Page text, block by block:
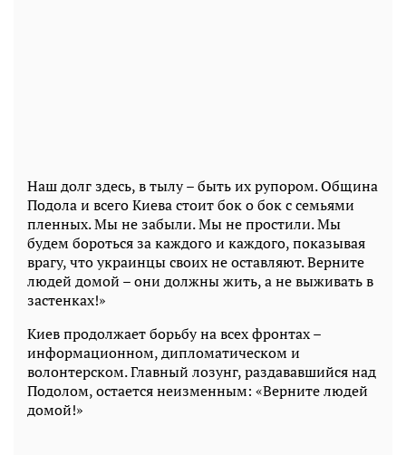
Наш долг здесь, в тылу – быть их рупором. Община
Подола и всего Киева стоит бок о бок с семьями
пленных. Мы не забыли. Мы не простили. Мы
будем бороться за каждого и каждого, показывая
врагу, что украинцы своих не оставляют. Верните
людей домой – они должны жить, а не выживать в
застенках!»
Киев продолжает борьбу на всех фронтах –
информационном, дипломатическом и
волонтерском. Главный лозунг, раздававшийся над
Подолом, остается неизменным: «Верните людей
домой!»